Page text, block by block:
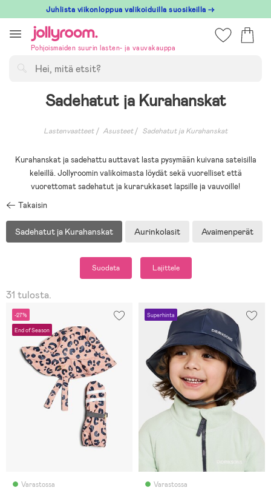
till
innehållet
Juhlista viikonloppua valikoiduilla suosikeilla →
Pohjoismaiden suurin lasten- ja vauvakauppa
Sadehatut ja Kurahanskat
Lastenvaatteet Asusteet Sadehatut ja Kurahanskat
Kurahanskat ja sadehattu auttavat lasta pysymään kuivana sateisilla
keleillä. Jollyroomin valikoimasta löydät sekä vuorelliset että
vuorettomat sadehatut ja kurarukkaset lapsille ja vauvoille!
Takaisin
Sadehatut ja Kurahanskat Aurinkolasit Avaimenperät
Suodata Lajittele
31 tulosta.
-27%
End of Season
Varastossa
Superhinta
Varastossa